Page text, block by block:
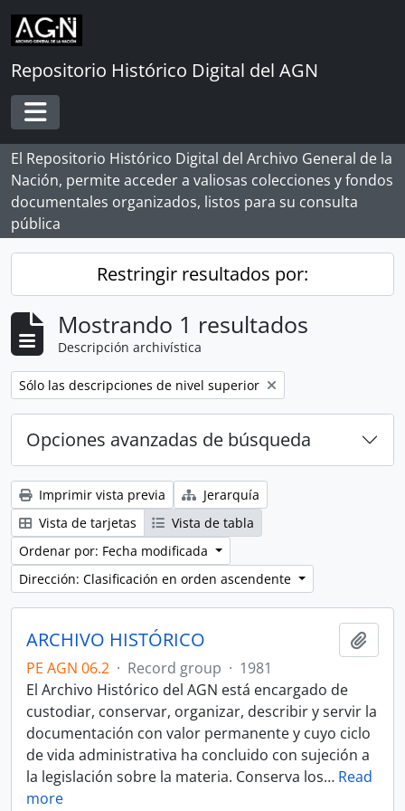
Skip to main content
Repositorio Histórico Digital del AGN
Toggle navigation
El Repositorio Histórico Digital del Archivo General de la
Nación, permite acceder a valiosas colecciones y fondos
documentales organizados, listos para su consulta
pública
Restringir resultados por:
Mostrando 1 resultados
Descripción archivística
Remove filter:
Sólo las descripciones de nivel superior
Opciones avanzadas de búsqueda
Imprimir vista previa
Jerarquía
Vista de tarjetas
Vista de tabla
Ordenar por: Fecha modificada
Dirección: Clasificación en orden ascendente
ARCHIVO HISTÓRICO
PE AGN 06.2 · Record group · 1981
El Archivo Histórico del AGN está encargado de
custodiar, conservar, organizar, describir y servir la
documentación con valor permanente y cuyo ciclo
de vida administrativa ha concluido con sujeción a
la legislación sobre la materia. Conserva los… Read
more